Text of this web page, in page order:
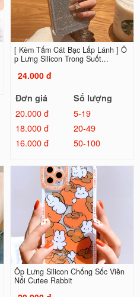
[ Kèm Tấm Cát Bạc Lấp Lánh ] Ố
p Lưng Silicon Trong Suốt...
24.000 đ
Đơn giá
Số lượng
20.000 đ
5-19
18.000 đ
20-49
16.000 đ
50-100
Ốp Lưng Silicon Chống Sốc Viền
Nổi Cutee Rabbit